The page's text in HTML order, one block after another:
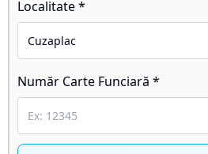
Localitate *
Număr Carte Funciară *